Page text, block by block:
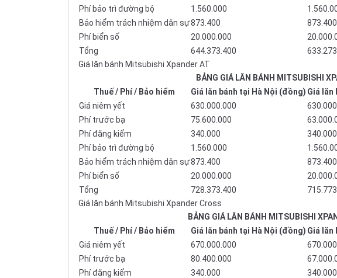
Phí bảo trì đường bộ
1.560.000
Bảo hiểm trách nhiệm dân sự873.400 873.400
Phí biển số
20.000.000
Tổng
644.373.400
Giá lăn bánh Mitsubishi Xpander AT
BẢNG GIÁ LĂN BÁNH MITSUBISHI
Thuế / Phí / Bảo hiểm
Giá lăn bánh tại Hà Nội (đồng) Giá lăn
Giá niêm yết
630.000.000
Phí trước bạ
75.600.000
Phí đăng kiểm
340.000 340.000
Phí bảo trì đường bộ
1.560.000
Bảo hiểm trách nhiệm dân sự873.400 873.400
Phí biển số
20.000.000
Tổng
728.373.400
Giá lăn bánh Mitsubishi Xpander Cross
BẢNG GIÁ LĂN BÁNH MITSUBISHI
Thuế / Phí / Bảo hiểm
Giá lăn bánh tại Hà Nội (đồng) Giá lăn
Giá niêm yết
670.000.000
Phí trước bạ
80.400.000
Phí đăng kiểm
340.000 340.000